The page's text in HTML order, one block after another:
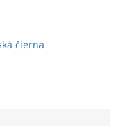
čierna